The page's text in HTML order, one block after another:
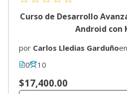
Curso de Desarrollo
Android con
por Carlos Lledias Garduñoen
0
10
$17,400.00